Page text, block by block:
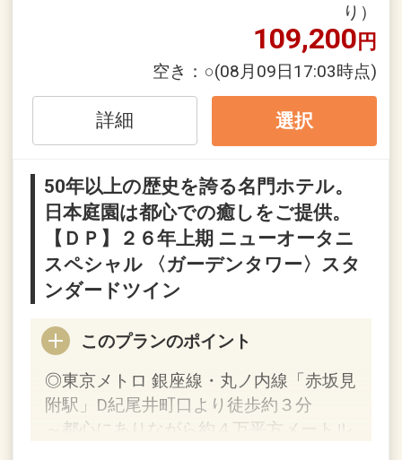
※割引適用後のご旅行代金は、カレンダ
ーからお進みいただいた後表示される
「空室照会結果確認画面」でご確認くだ
※宿泊期間中すべての日において人数・
一であることが割引適用の条件となりま
す。
うれしいポイント！
●スイーツ テイクアウト10％割引優待券
付！（おひとり様１泊につき１枚）
※「パティスリーSATSUKI」「ピエー
ル・エルメ・パリ」テイクアウトスイー
ツ対象
●客室内にミネラルウォーターをご用
意！
り）
109,200円
空き： ○(08月09日17:03時点)
詳細 選択
50年以上の歴史を誇る名門ホテル。
日本庭園は都心での癒しをご提供。
【ＤＰ】２６年上期 ニューオータニ
スペシャル 〈ガーデンタワー〉スタ
ンダードツイン
このプランのポイント
◎東京メトロ 銀座線・丸ノ内線「赤坂見
附駅」D紀尾井町口より徒歩約３分
～都心にありながら約４万平方メートル